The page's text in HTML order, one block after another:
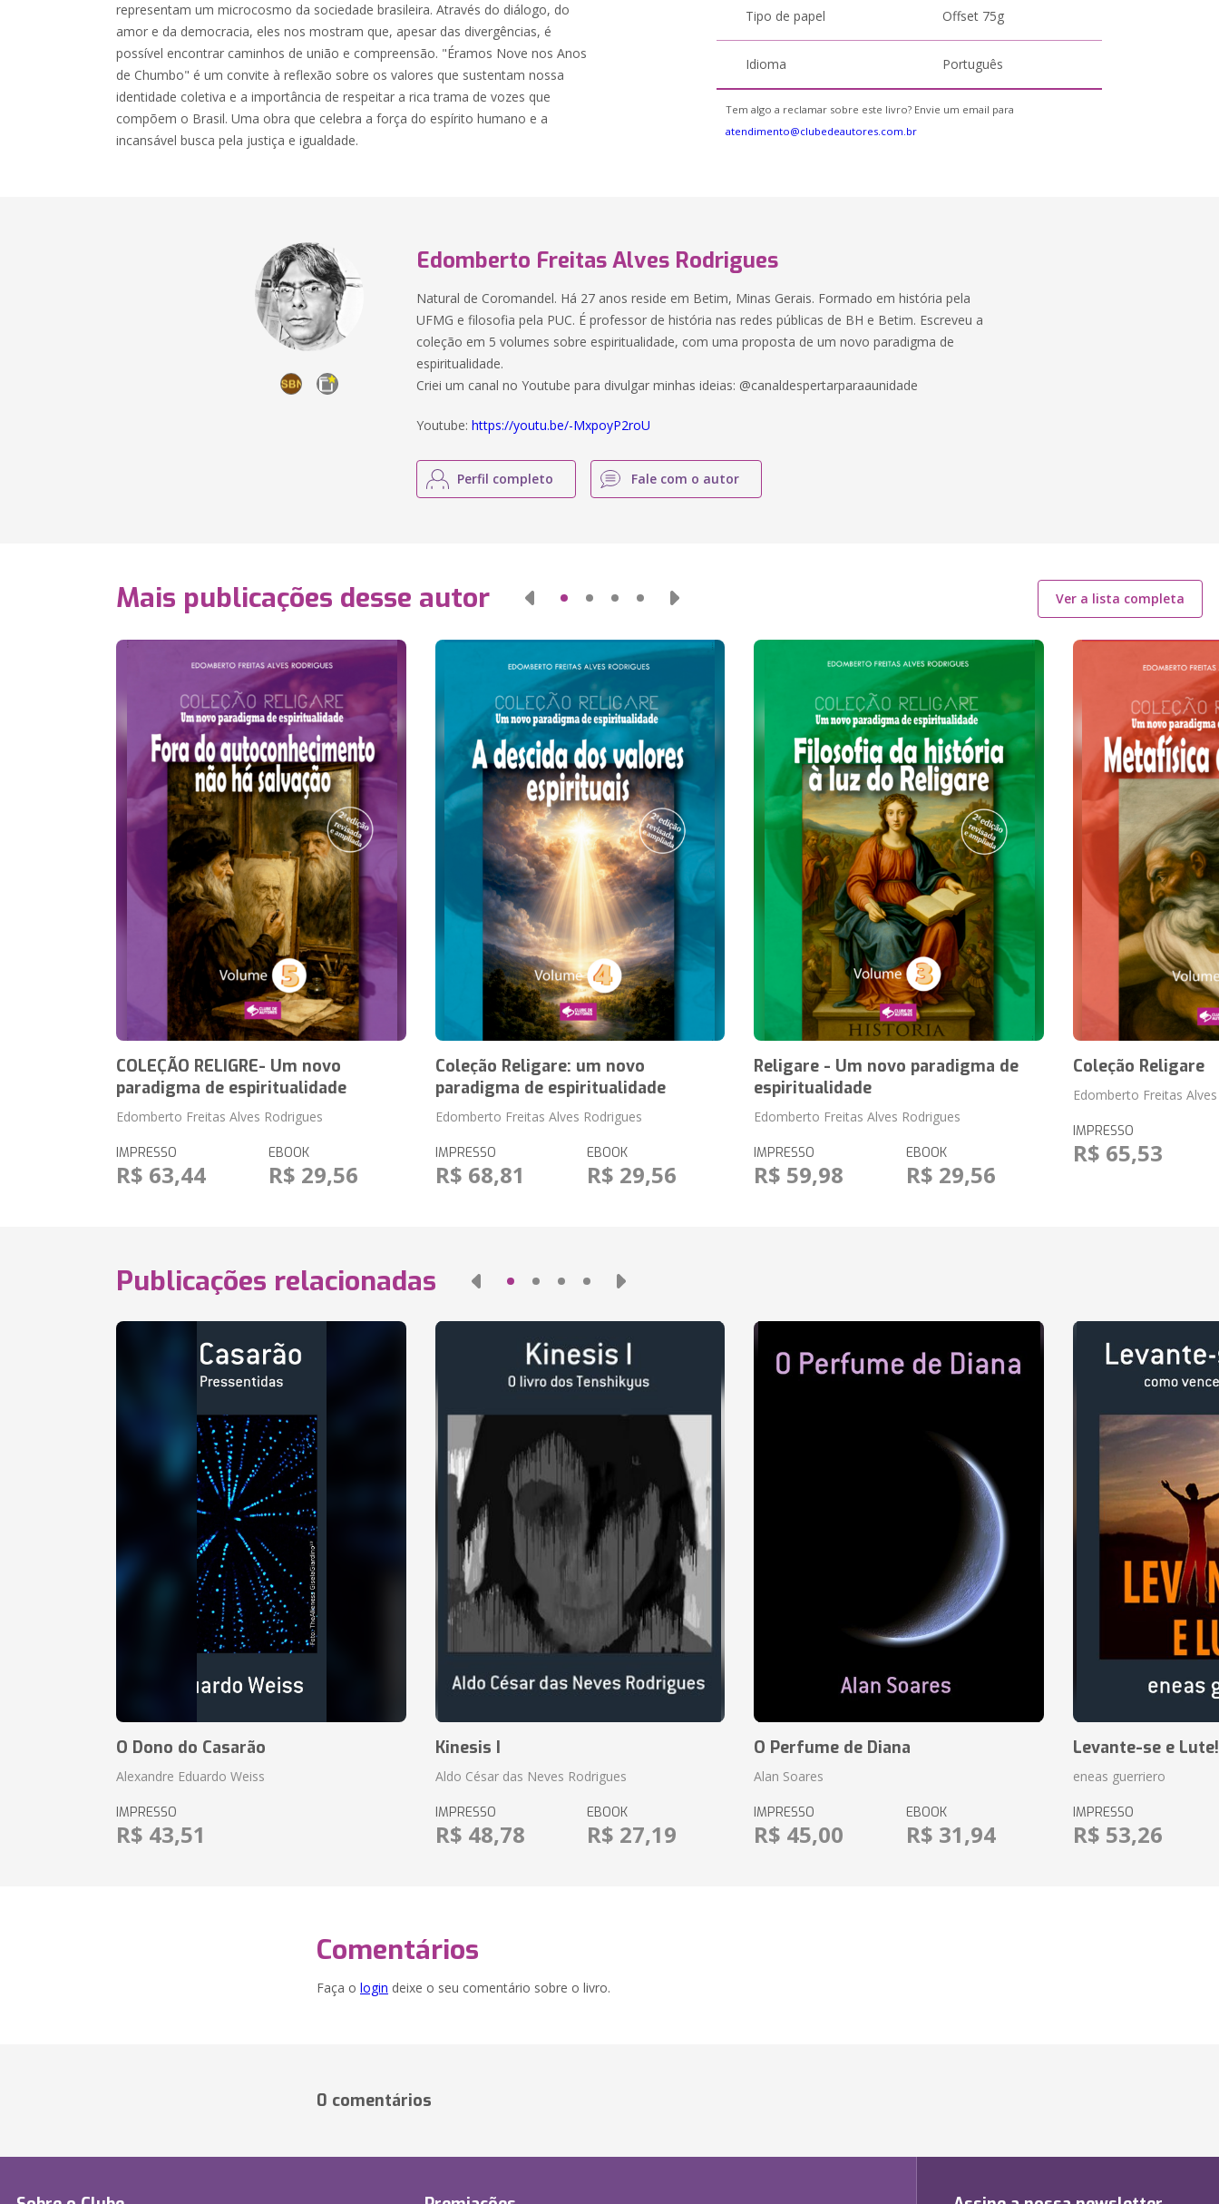
representam um microcosmo da sociedade brasileira. Através do diálogo, do
amor e da democracia, eles nos mostram que, apesar das divergências, é
possível encontrar caminhos de união e compreensão. "Éramos Nove nos Anos
de Chumbo" é um convite à reflexão sobre os valores que sustentam nossa
identidade coletiva e a importância de respeitar a rica trama de vozes que
compõem o Brasil. Uma obra que celebra a força do espírito humano e a
incansável busca pela justiça e igualdade.
Tipo de papel Offset 75g
Idioma Português
Tem algo a reclamar sobre este livro? Envie um email para
atendimento@clubedeautores.com.br
Edomberto Freitas Alves Rodrigues
Natural de Coromandel. Há 27 anos reside em Betim, Minas Gerais. Formado em história pela
UFMG e filosofia pela PUC. É professor de história nas redes públicas de BH e Betim. Escreveu a
coleção em 5 volumes sobre espiritualidade, com uma proposta de um novo paradigma de
espiritualidade.
Criei um canal no Youtube para divulgar minhas ideias: @canaldespertarparaaunidade
Youtube:https://youtu.be/-MxpoyP2roU
Perfil completo Fale com o autor
Mais publicações desse autor Ver a lista completa
COLEÇÃO RELIGRE- Um novo
paradigma de espiritualidade
Edomberto Freitas Alves Rodrigues
IMPRESSO
R$ 63,44
EBOOK
R$ 29,56
Coleção Religare: um novo
paradigma de espiritualidade
Edomberto Freitas Alves Rodrigues
IMPRESSO
R$ 68,81
EBOOK
R$ 29,56
Religare - Um novo paradigma de
espiritualidade
Edomberto Freitas Alves Rodrigues
IMPRESSO
R$ 59,98
EBOOK
R$ 29,56
Coleção Religare
Edomberto Freitas
IMPRESSO
R$ 65,53
Publicações relacionadas
O Dono do Casarão
Alexandre Eduardo Weiss
IMPRESSO
R$ 43,51
Kinesis I
Aldo César das Neves Rodrigues
IMPRESSO
R$ 48,78
EBOOK
R$ 27,19
O Perfume de Diana
Alan Soares
IMPRESSO
R$ 45,00
EBOOK
R$ 31,94
Levante-se e Lute!
eneas guerriero
IMPRESSO
R$ 53,26
Comentários
Faça o login deixe o seu comentário sobre o livro.
0 comentários